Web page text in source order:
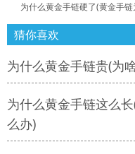
为什么黄金手链硬了(黄金手链
猜你喜欢
为什么黄金手链贵(为
为什么黄金手链这么
么办)